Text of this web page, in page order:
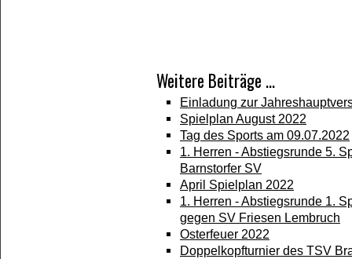
Weitere Beiträge ...
Einladung zur
Spielplan August 2022
Tag des Sports am 09.07.2022
1. Herren - Abstiegsrunde 5.
Barnstorfer SV
April Spielplan 2022
1. Herren - Abstiegsrunde 1.
gegen SV Friesen Lembruch
Osterfeuer 2022
Doppelkopfturnier des TSV